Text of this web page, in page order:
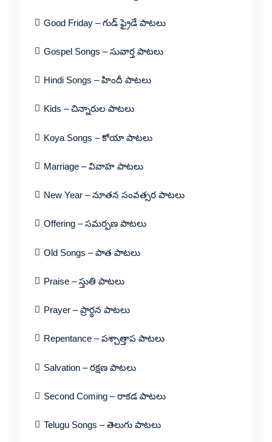
Good Friday – గుడ్ ఫ్రైడే పాటలు
Gospel Songs – సువార్త పాటలు
Hindi Songs – హిందీ పాటలు
Kids – చిన్నారుల పాటలు
Koya Songs – కోయా పాటలు
Marriage – వివాహ పాటలు
New Year – నూతన సంవత్సర పాటలు
Offering – సమర్పణ పాటలు
Old Songs – పాత పాటలు
Praise – స్తుతి పాటలు
Prayer – ప్రార్థన పాటలు
Repentance – పశ్చాత్తాప పాటలు
Salvation – రక్షణ పాటలు
Second Coming – రాకడ పాటలు
Telugu Songs – తెలుగు పాటలు